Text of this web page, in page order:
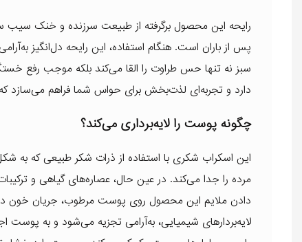
رایحه این محصول برگرفته از طبیعت سرزنده و خنک
پس از باران است. هنگام استفاده، این رایحه دل‌انگیز
سبز نه تنها حس طراوت را القا می‌کند بلکه موجب رفع
دارد و تجربه‌ای لذت‌بخش برای حواس شما فراهم
چگونه پوست را لایه‌برداری می‌کند؟
این اسکراب شکری با استفاده از ذرات شکر طبیعی که به
مرده را جدا می‌کند. در عین حال، عصاره‌های گیاهی و
دادن ملایم این محصول روی پوست مرطوب، جریان خون
لایه‌بردارهای شیمیایی، به‌آرامی تجزیه می‌شود و به